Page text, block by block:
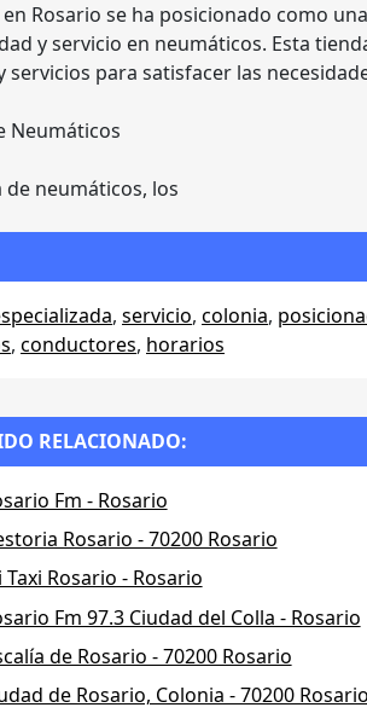
Rosario se ha posicionado como
y servicio en neumáticos. Esta
servicios para satisfacer las
Neumáticos
de neumáticos, los
, servicio, colonia,
, conductores, horarios
RELACIONADO:
Fm - Rosario
Rosario - 70200 Rosario
Taxi Rosario - Rosario
Fm 97.3 Ciudad del Colla - Rosario
de Rosario - 70200 Rosario
de Rosario, Colonia - 70200 Rosario